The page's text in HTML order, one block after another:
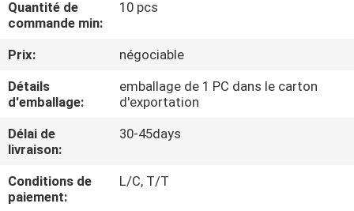
VISITE
L'USINE
CONTRÔLE
DE
LA
QUALITÉ
Quantité de
commande min:
10 pcs
Prix:
négociable
Détails
d'emballage:
emballage de 1 PC dans le carton
d'exportation
Délai de
livraison:
30-45days
Conditions de
paiement:
L/C, T/T